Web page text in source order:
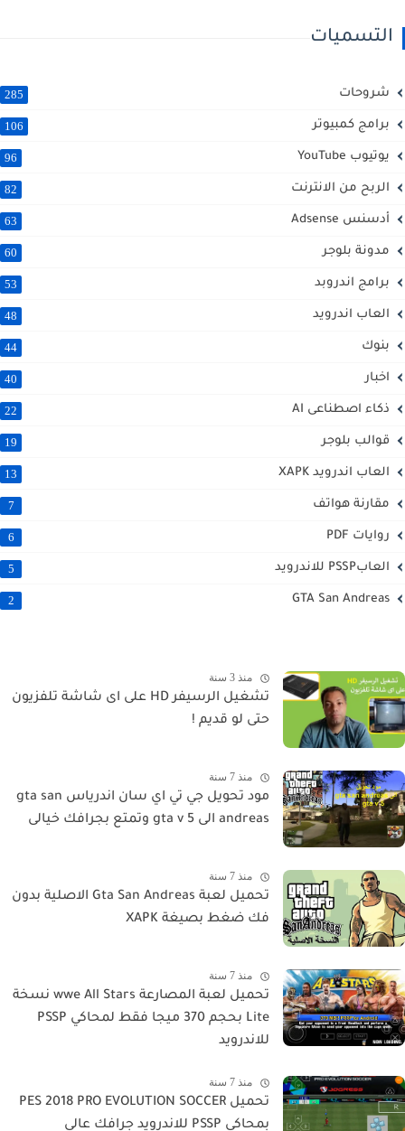
التسميات
شروحات 285
برامج كمبيوتر 106
يوتيوب YouTube 96
الربح من الانترنت 82
أدسنس Adsense 63
مدونة بلوجر 60
برامج اندروبد 53
العاب اندرويد 48
بنوك 44
اخبار 40
ذكاء اصطناعى AI 22
قوالب بلوجر 19
العاب اندرويد XAPK 13
مقارنة هواتف 7
روايات PDF 6
العابPSSP للاندرويد 5
GTA San Andreas
2
منذ 3 سنة
تشغيل الرسيفر HD على اى شاشة تلفزيون
حتى لو قديم !
منذ 7 سنة
مود تحويل جي تي اي سان اندرياس gta san
andreas الى gta v 5 وتمتع بجرافك خيالى
منذ 7 سنة
تحميل لعبة Gta San Andreas الاصلية بدون
فك ضغط بصيغة XAPK
منذ 7 سنة
تحميل لعبة المصارعة wwe All Stars نسخة
Lite بحجم 370 ميجا فقط لمحاكي PSSP
للاندرويد
منذ 7 سنة
تحميل PES 2018 PRO EVOLUTION SOCCER
بمحاكى PSSP للاندرويد جرافك عالى